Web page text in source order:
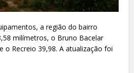
a região do bairro
milímetros, o Bruno Bacelar
o Recreio 39,98. A atualização foi